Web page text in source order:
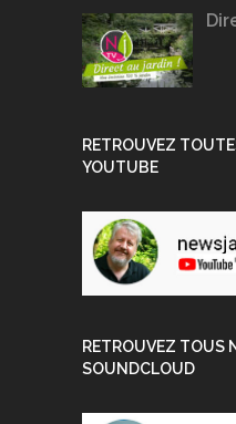
RETROUVEZ
YOUTUBE
RETROUVEZ TOUS
SOUNDCLOUD